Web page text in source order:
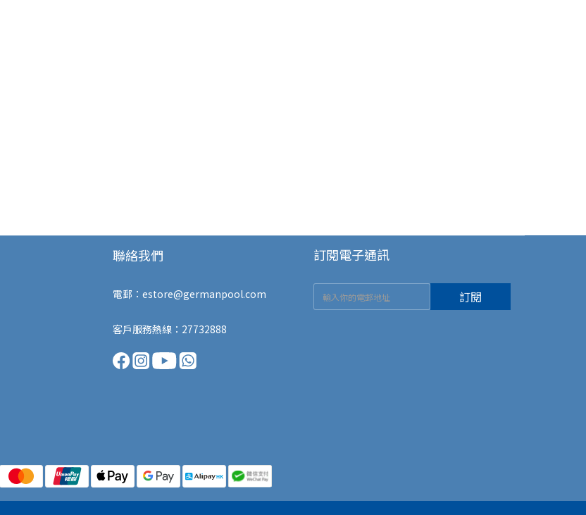
聯絡我們
電郵： estore@germanpool.com
客戶服務熱線：27732888
訂閱電子通訊
訂閱